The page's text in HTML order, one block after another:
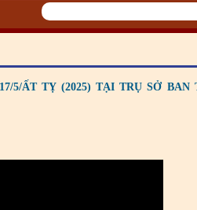
ẤT TỴ (2025) TẠI TRỤ SỞ BAN